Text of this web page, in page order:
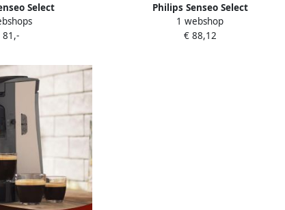
Select
50 Keuze uit
Intensiteit
81,-
Philips Senseo Select
Koffiepadmachine CSA230 00 Keuze uit
1 of 2 Kopjes Instelbare Intensiteit
1 webshop
€ 88,12